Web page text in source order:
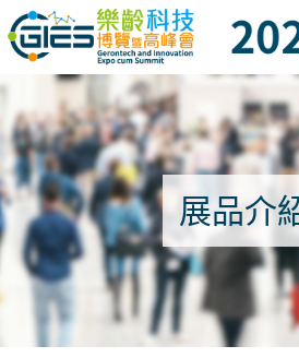
Date: Expo: 23-26 Nov 2023, Venue: Hall 1A-C,
展品介